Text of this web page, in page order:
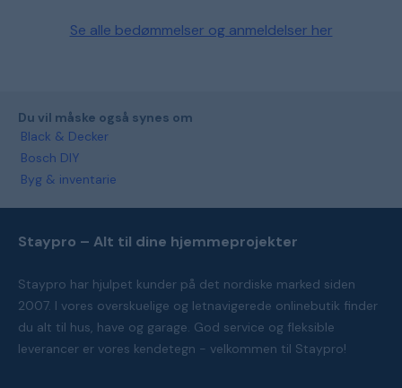
Se alle bedømmelser og anmeldelser her
Du vil måske også synes om
Black & Decker
Bosch DIY
Byg & inventarie
Staypro – Alt til dine hjemmeprojekter
Staypro har hjulpet kunder på det nordiske marked siden
2007. I vores overskuelige og letnavigerede onlinebutik finder
du alt til hus, have og garage. God service og fleksible
leverancer er vores kendetegn - velkommen til Staypro!